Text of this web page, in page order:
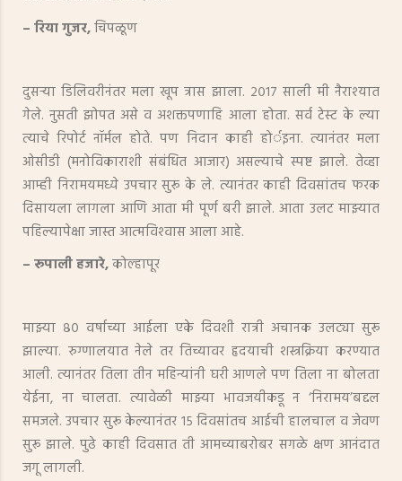
– रिया गुजर,चिपळूण
दुसऱ्या डिलिवरीनंतर मला खूप त्रास झाला. २०१७ साली मी नैराश्‍यात
गेले. नुसती झोपत असे व अशक्तपणाहि आला होता. सर्व टेस्ट के ल्या
त्याचे रिपोर्ट नॉर्मल होते. पण निदान काही होर्इना. त्यानंतर मला
ओसीडी (मनोविकाराशी संबंधित आजार) असल्याचे स्पष्ट झाले. तेव्हा
आम्ही निरामयमध्ये उपचार सुरू के ले. त्यानंतर काही दिवसांतच फरक
दिसायला लागला आणि आता मी पूर्ण बरी झाले. आता उलट माझ्यात
पहिल्यापेक्षा जास्त आत्मविश्‍वास आला आहे.
– रूपाली हजारे,कोल्हापूर
माझ्या ८० वर्षाच्या आईला एके दिवशी रात्री अचानक उलट्या सुरू
झाल्या. रुग्णालयात नेले तर तिच्यावर हृदयाची शस्त्रक्रिया करण्यात
आली. त्यानंतर तिला तीन महिन्यांनी घरी आणले पण तिला ना बोलता
येईना, ना चालता. त्यावेळी माझ्या भावजयीकडू न ‘निरामय’बद्दल
समजले. उपचार सुरू केल्यानंतर १५ दिवसांतच आईची हालचाल व जेवण
सुरू झाले. पुढे काही दिवसात ती आमच्याबरोबर सगळे क्षण आनंदात
जगू लागली.